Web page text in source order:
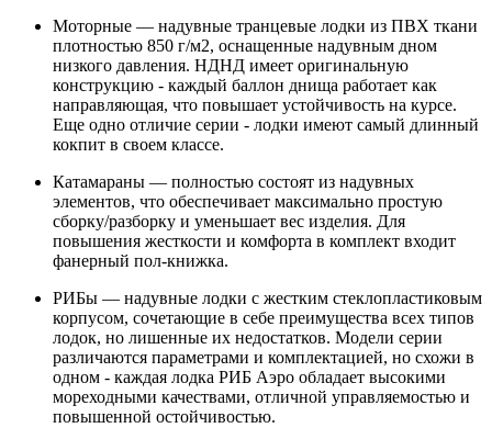
Моторные — надувные транцевые лодки из ПВХ ткани
плотностью 850 г/м2, оснащенные надувным дном
низкого давления. НДНД имеет оригинальную
конструкцию - каждый баллон днища работает как
направляющая, что повышает устойчивость на курсе.
Еще одно отличие серии - лодки имеют самый длинный
кокпит в своем классе.
Катамараны — полностью состоят из надувных
элементов, что обеспечивает максимально простую
сборку/разборку и уменьшает вес изделия. Для
повышения жесткости и комфорта в комплект входит
фанерный пол-книжка.
РИБы — надувные лодки с жестким стеклопластиковым
корпусом, сочетающие в себе преимущества всех типов
лодок, но лишенные их недостатков. Модели серии
различаются параметрами и комплектацией, но схожи в
одном - каждая лодка РИБ Аэро обладает высокими
мореходными качествами, отличной управляемостью и
повышенной остойчивостью.